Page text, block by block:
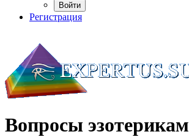
Войти
Регистрация
Вопросы эзотерикам